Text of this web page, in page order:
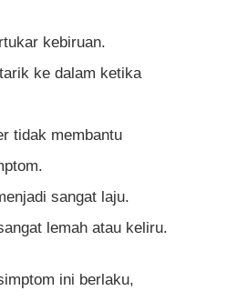
kebiruan.
ke dalam ketika
tidak membantu
sangat laju.
lemah atau keliru.
ini berlaku,